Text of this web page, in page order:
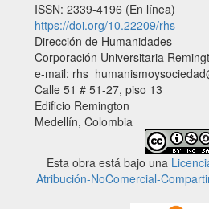
ISSN: 2339-4196 (En línea)
https://doi.org/10.22209/rhs
Dirección de Humanidades
Corporación Universitaria
e-mail:
Calle 51 # 51-27, piso 13
Edificio Remington
Medellín, Colombia
Esta obra está bajo una
Atribución-NoComercial-